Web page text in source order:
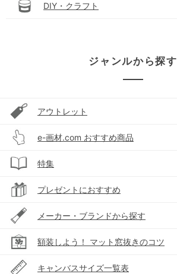
DIY・クラフト
ジャンルから探す
アウトレット
e-画材.com おすすめ商品
特集
プレゼントにおすすめ
メーカー・ブランドから探す
額装しよう！ マット窓抜きのコツ
キャンバスサイズ一覧表